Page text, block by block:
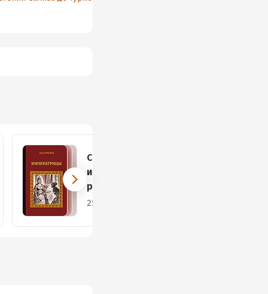
Серия
исторических
романов
25 книг